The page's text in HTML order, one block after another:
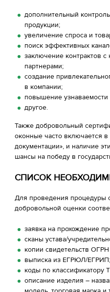
дополнительный
продукции;
увеличение спроса и
поиск эффективных
заключение контрактов
партнерами;
создание
в компании;
повышение узнаваемости
другое.
Также добровольный
оконные часто включается
документации», и наличие
шансы на победу в
СПИСОК
Для проведения процедуры
добровольной оценки
заявка на прохождение
сканы устава/
копии свидетельств
выписка из ЕГРЮЛ/ЕГРИП;
коды по
описание изделия –